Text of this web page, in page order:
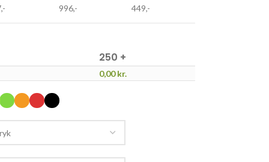
996,- 449,-
250 +
0,00kr.